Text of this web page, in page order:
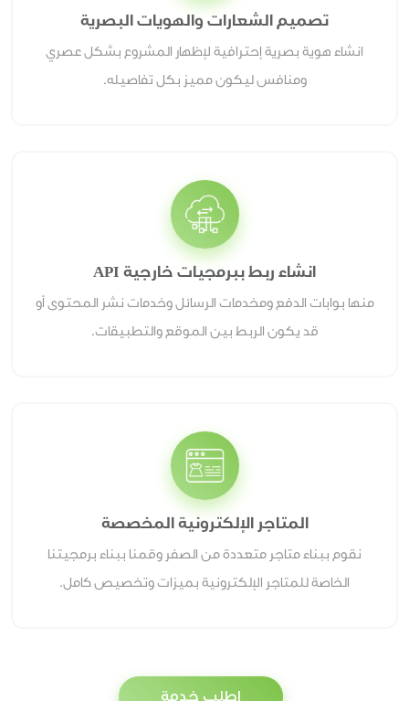
تصميم الشعارات والهويات البصرية
انشاء هوية بصرية إحترافية لإظهار المشروع بشكل عصري
ومنافس ليكون مميز بكل تفاصيله.
انشاء ربط ببرمجيات خارجية API
منها بوابات الدفع ومخدمات الرسائل وخدمات نشر المحتوى أو
قد يكون الربط بين الموقع والتطبيقات.
المتاجر الإلكترونية المخصصة
نقوم ببناء متاجر متعددة من الصفر وقمنا ببناء برمجيتنا
الخاصة للمتاجر الإلكترونية بميزات وتخصيص كامل.